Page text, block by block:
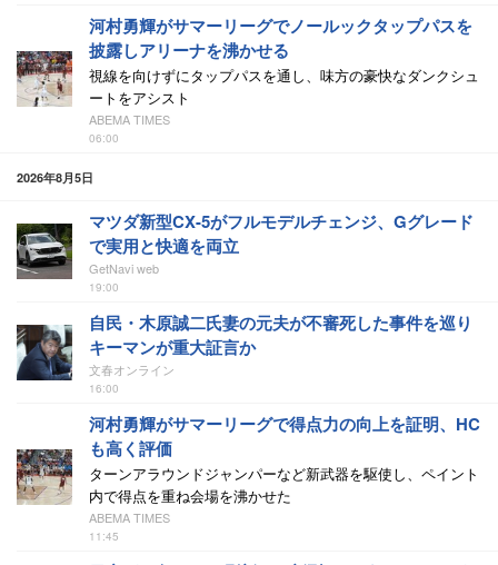
河村勇輝がサマーリーグでノールックタップパスを
披露しアリーナを沸かせる
視線を向けずにタップパスを通し、味方の豪快なダンクシュ
ートをアシスト
ABEMA TIMES
06:00
2026年8月5日
マツダ新型CX-5がフルモデルチェンジ、Gグレード
で実用と快適を両立
GetNavi web
19:00
自民・木原誠二氏妻の元夫が不審死した事件を巡り
キーマンが重大証言か
文春オンライン
16:00
河村勇輝がサマーリーグで得点力の向上を証明、HC
も高く評価
ターンアラウンドジャンパーなど新武器を駆使し、ペイント
内で得点を重ね会場を沸かせた
ABEMA TIMES
11:45